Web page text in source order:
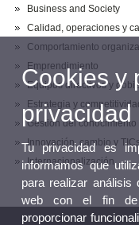
Business and Society
Calidad, operaciones y
Comportamiento
Emprendimiento
Equipos directivos y
Estrategia y
Gestión del
Innovación, cambio y TICs
Internacionalización
Cookies y
privacidad
Tu privacidad es
informamos que
para realizar análisis
web con el fin de
proporcionar